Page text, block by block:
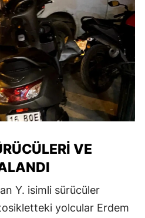
VE
Y. isimli sürücüler
yolcular Erdem